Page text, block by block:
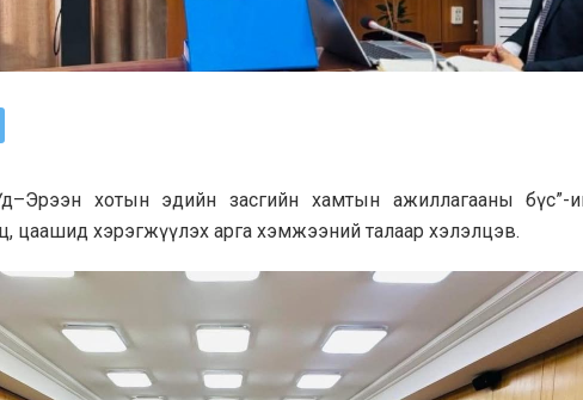
хотын эдийн засгийн хамтын ажиллагааны бүс”-
цаашид хэрэгжүүлэх арга хэмжээний талаар хэлэлцэв.